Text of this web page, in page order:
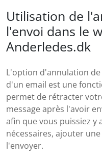
Utilisation de
l'envoi dans le
Anderledes.dk
L'option d'annulation
d'un email est une
permet de rétracter
message après l'avoir
afin que vous puissiez
nécessaires, ajouter
l'envoyer.